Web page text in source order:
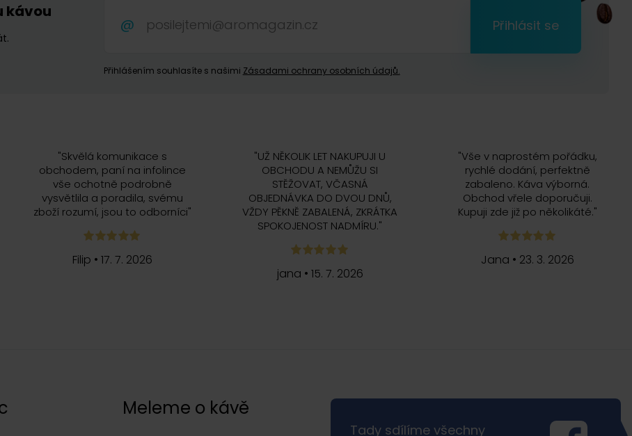
kávou
Přihlásit se
Přihlášením souhlasíte s našimi Zásadami ochrany osobních údajů.
"Skvělá komunikace s
obchodem, paní na infolince
vše ochotně podrobně
vysvětlila a poradila, svému
zboží rozumí, jsou to odborníci"
Filip • 17. 7. 2026
"UŽ NĚKOLIK LET NAKUPUJI U
OBCHODU A NEMŮŽU SI
STĚŽOVAT, VČASNÁ
OBJEDNÁVKA DO DVOU DNŮ,
VŽDY PĚKNĚ ZABALENÁ, ZKRÁTKA
SPOKOJENOST NADMÍRU."
jana • 15. 7. 2026
"Vše v naprostém pořádku,
rychlé dodání, perfektně
zabaleno. Káva výborná.
Obchod vřele doporučuji.
Kupuji zde již po několikáté."
Jana • 23. 3. 2026
Meleme o kávě
Tady sdílíme všechny